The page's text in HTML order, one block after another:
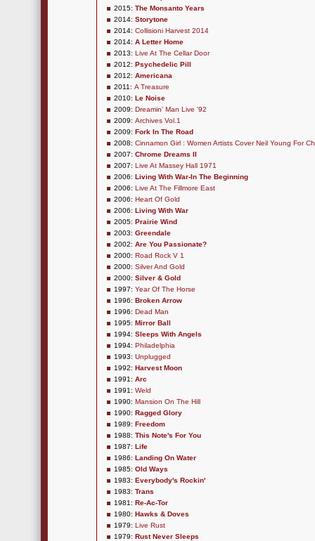
2015: The Monsanto Years
2014: Storytone
2014: Collisioni Harvest 2014
2014: A Letter Home
2013: Live At The Cellar Door
2012: Psychedelic Pill
2012: Americana
2011: A Treasure
2010: Le Noise
2009: Dreamin' Man Live '92
2009: Archives Vol.1
2009: Fork In The Road
2008: Cinnamon Girl : Women Artists Cover Neil Young For
2007: Chrome Dreams II
2007: Live At Massey Hall 1971
2006: Living With War-In The Beginning
2006: Live At The Fillmore East
2006: Heart Of Gold
2006: Living With War
2005: Prairie Wind
2003: Greendale
2002: Are You Passionate?
2000: Road Rock V 1
2000: Silver And Gold
2000: Silver & Gold
1997: Year Of The Horse
1996: Broken Arrow
1996: Dead Man
1995: Mirror Ball
1994: Sleeps With Angels
1994: Philadelphia
1993: Unplugged
1992: Harvest Moon
1991: Arc
1991: Weld
1990: Mansion On The Hill
1990: Ragged Glory
1989: Freedom
1988: This Note's For You
1987: Life
1986: Landing On Water
1985: Old Ways
1983: Everybody's Rockin'
1983: Trans
1981: Re-Ac-Tor
1980: Hawks & Doves
1979: Live Rust
1979: Rust Never Sleeps